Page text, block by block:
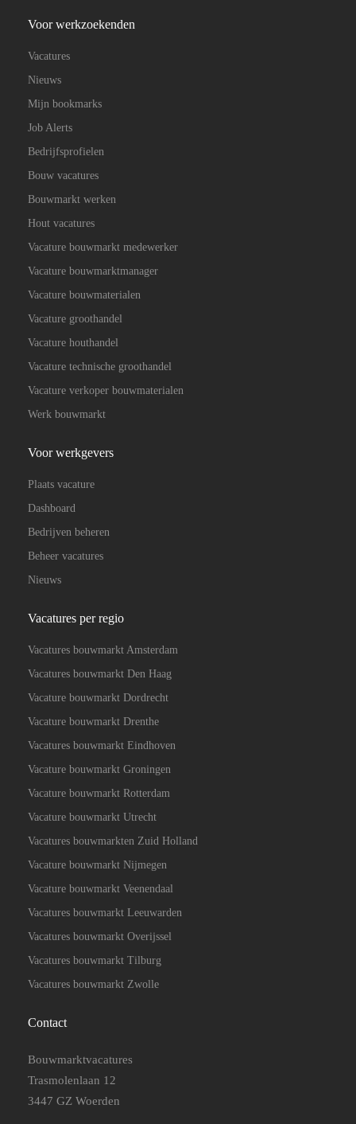
Voor werkzoekenden
Vacatures
Nieuws
Mijn bookmarks
Job Alerts
Bedrijfsprofielen
Bouw vacatures
Bouwmarkt werken
Hout vacatures
Vacature bouwmarkt medewerker
Vacature bouwmarktmanager
Vacature bouwmaterialen
Vacature groothandel
Vacature houthandel
Vacature technische groothandel
Vacature verkoper bouwmaterialen
Werk bouwmarkt
Voor werkgevers
Plaats vacature
Dashboard
Bedrijven beheren
Beheer vacatures
Nieuws
Vacatures per regio
Vacatures bouwmarkt Amsterdam
Vacatures bouwmarkt Den Haag
Vacature bouwmarkt Dordrecht
Vacature bouwmarkt Drenthe
Vacatures bouwmarkt Eindhoven
Vacature bouwmarkt Groningen
Vacature bouwmarkt Rotterdam
Vacature bouwmarkt Utrecht
Vacatures bouwmarkten Zuid Holland
Vacature bouwmarkt Nijmegen
Vacature bouwmarkt Veenendaal
Vacatures bouwmarkt Leeuwarden
Vacatures bouwmarkt Overijssel
Vacatures bouwmarkt Tilburg
Vacatures bouwmarkt Zwolle
Contact
Bouwmarktvacatures
Trasmolenlaan 12
3447 GZ Woerden